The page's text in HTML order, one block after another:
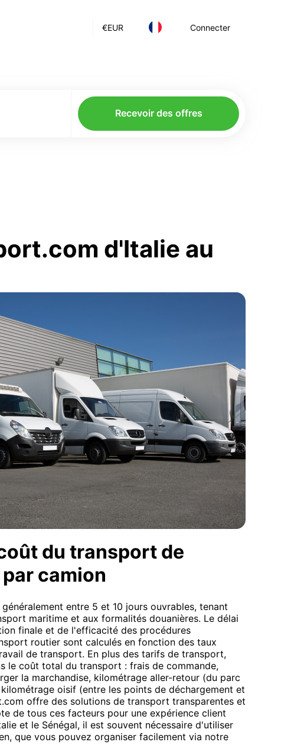
€EUR Connecter
Recevoir des offres
d'Italie au
du transport de
camion
entre 5 et 10 jours ouvrables, tenant
maritime et aux formalités douanières. Le délai
finale et de l'efficacité des procédures
routier sont calculés en fonction des taux
de transport. En plus des tarifs de transport,
le coût total du transport : frais de commande,
la marchandise, kilométrage aller-retour (du parc
oisif (entre les points de déchargement et
offre des solutions de transport transparentes et
de tous ces facteurs pour une expérience client
et le Sénégal, il est souvent nécessaire d'utiliser
que vous pouvez organiser facilement via notre